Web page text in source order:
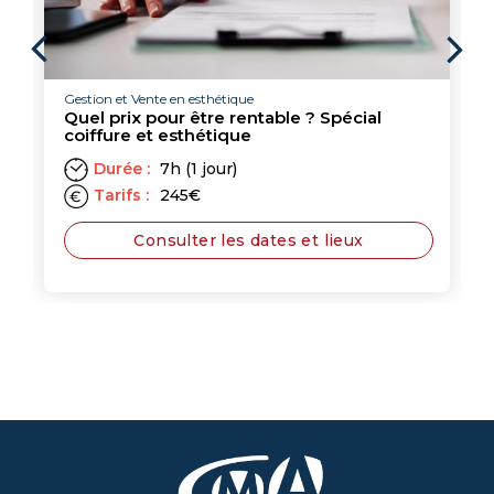
et Vente en esthétique
prix pour être rentable ? Spécial
et esthétique
7h (1 jour)
245 €
Consulter les dates et lieux